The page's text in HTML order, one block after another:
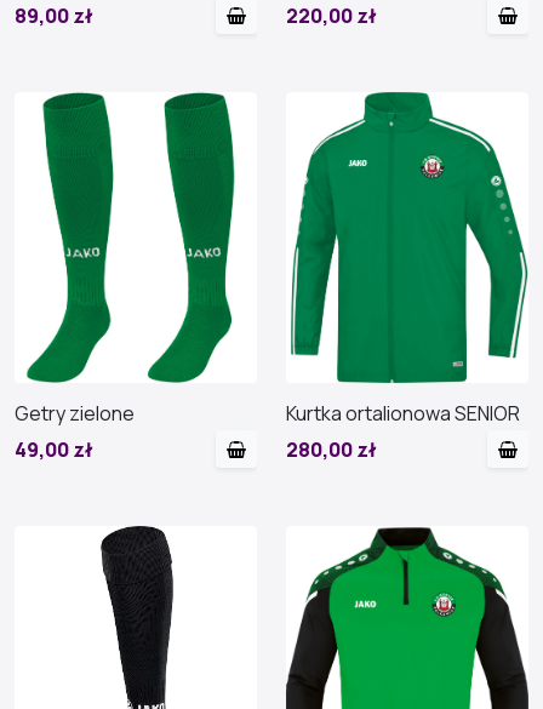
89,00 zł
220,00 zł
Getry zielone
49,00 zł
Kurtka ortalionowa SENIOR
280,00 zł